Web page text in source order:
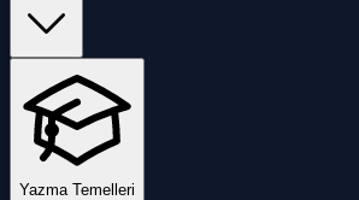
Yazma Temelleri